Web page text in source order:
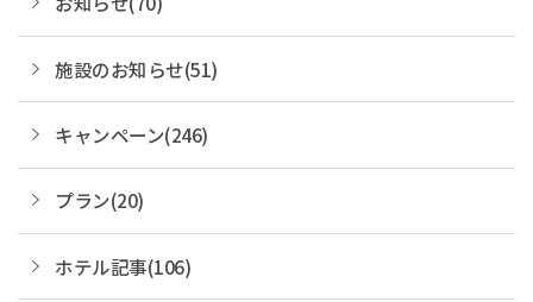
施設のお知らせ(51)
キャンペーン(246)
プラン(20)
ホテル記事(106)